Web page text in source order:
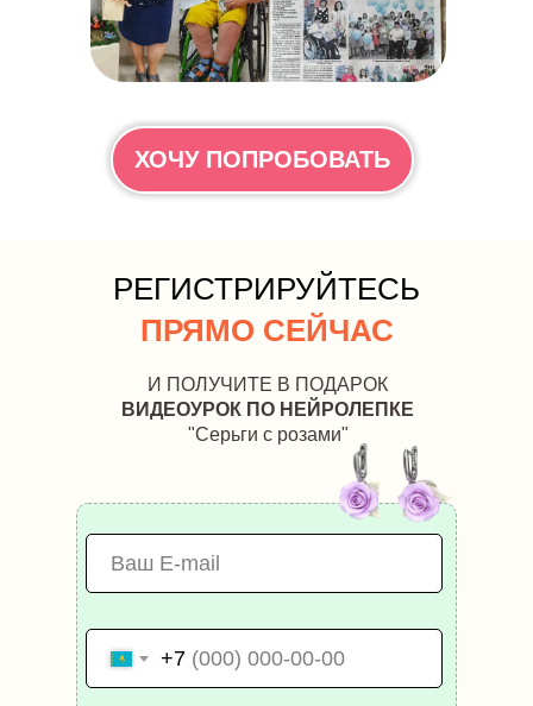
ХОЧУ ПОПРОБОВАТЬ
+7
РЕГИСТРИРУЙТЕСЬ
ПРЯМО СЕЙЧАС
И ПОЛУЧИТЕ В ПОДАРОК
ВИДЕОУРОК ПО НЕЙРОЛЕПКЕ
"Серьги с розами"